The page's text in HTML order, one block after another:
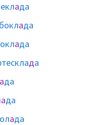
ада
ада
ада
да
ада
ада
ада